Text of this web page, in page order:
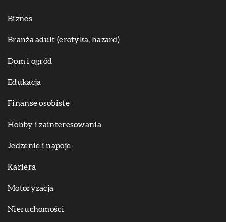
Biznes
Branża adult (erotyka, hazard)
Dom i ogród
Edukacja
Finanse osobiste
Hobby i zainteresowania
Jedzenie i napoje
Kariera
Motoryzacja
Nieruchomości